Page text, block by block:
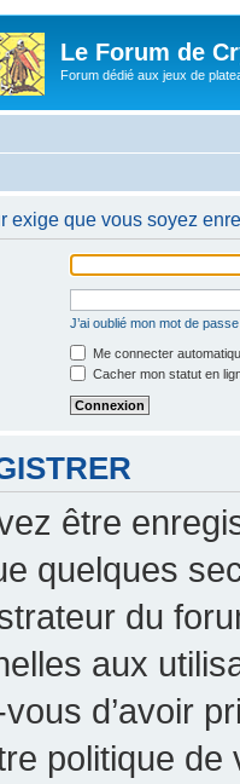
Le Forum de
Forum dédié aux jeux de
exige que vous soyez
J’ai oublié mon mot de passe
Me connecter
Cacher mon statut en
être
quelques
du
aux
d’avoir
politique